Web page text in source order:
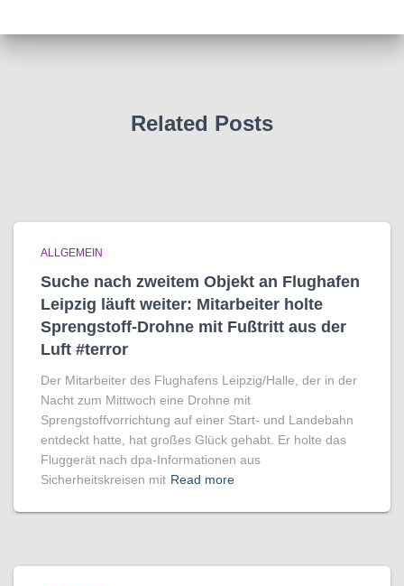
Related Posts
ALLGEMEIN
Suche nach zweitem Objekt an Flughafen
Leipzig läuft weiter: Mitarbeiter holte
Sprengstoff-Drohne mit Fußtritt aus der
Luft #terror
Der Mitarbeiter des Flughafens Leipzig/Halle, der in der
Nacht zum Mittwoch eine Drohne mit
Sprengstoffvorrichtung auf einer Start- und Landebahn
entdeckt hatte, hat großes Glück gehabt. Er holte das
Fluggerät nach dpa-Informationen aus
Sicherheitskreisen mit Read more